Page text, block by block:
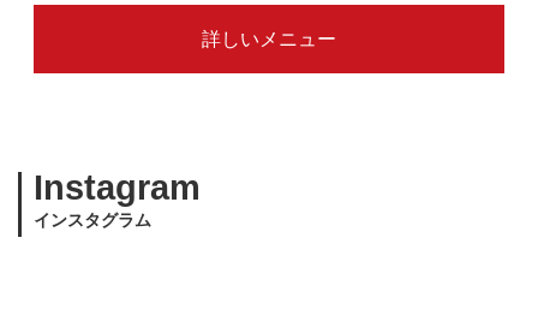
詳しいメニュー
Instagram
インスタグラム